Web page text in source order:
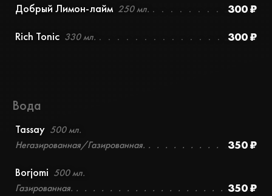
Добрый Лимон-лайм 250 мл.
300 ₽
Rich Tonic 330 мл. 300 ₽
Вода
Tassay 500 мл.
Негазированная/Газированная.
350 ₽
Borjomi 500 мл.
Газированная.
350 ₽